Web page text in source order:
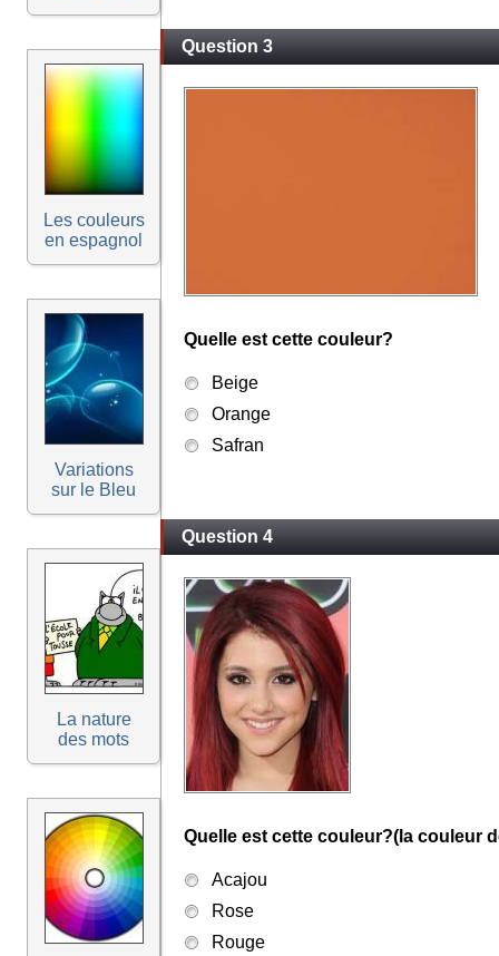
Les couleurs
en espagnol
Variations
sur le Bleu
La nature
des mots
Question 3
Quelle est cette couleur?
Beige
Orange
Safran
Question 4
Quelle est cette couleur?(la couleur
Acajou
Rose
Rouge